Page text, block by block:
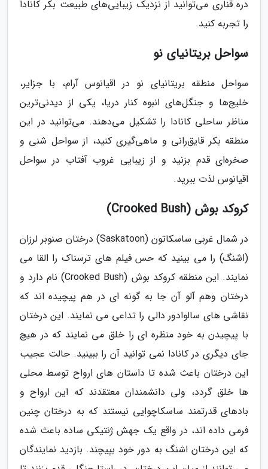
دره قناری می‌توانید از نزدیک زیبایی‌های طبیعت بکر کانادا
را تجربه کنید.
سواحل بریتانیای نو
سواحل منطقه بریتانیای نو در اقیانوس آرام، با جزایر،
خلیج‌ها و جنگل‌های انبوه کنار دریا، یکی از دیدنی‌ترین
مناظر ساحلی کانادا را تشکیل می‌دهند. می‌توانید در این
منطقه بکر قایق‌رانی و ماهی‌گیری کنید، از سواحل شنی و
صخره‌ای قدم بزنید و از زیبایی غروب آفتاب در سواحل
اقیانوس لذت ببرید.
کروکد بوش (Crooked Bush)
در شمال غربی ساسکاتون (Saskatoon) درختان صنوبر لرزان
(اشنگ) را می بینید که حس فیلم های ترسناک را القا می
نمایند. این منطقه کروکد بوش (Crooked Bush) نام دارد و
درختان وهم آلو آن جا به گونه ای در هم پیچیده اند که
نقاشی های سالوادور دالی را تداعی می نمایند. این درختان
با پیچیدن به خود منظره ای را خلق می نمایند که در هیچ
جای دیگری در کانادا نمی توانید آن را ببینید. حالت عجیب
این درختان باعث شده تا داستان های ارواح توسط محلی
ها خلق گردد، ولی دانشمندان معتقدند که این ارواح و
بادهای قدرتمند ساسکاچوایی نیستند که به درختان چنین
فرمی داده اند، در واقع یک جهش ژنتیکی ساده باعث شده
که این درختان اشنگ به دور خود بپیچند. بازدید نمایندگان